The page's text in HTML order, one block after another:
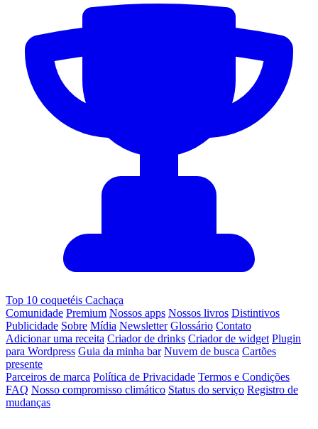
Top 10 coquetéis Cachaça
Comunidade Premium Nossos apps Nossos livros Distintivos
Publicidade Sobre Mídia Newsletter Glossário Contato
Adicionar uma receita Criador de drinks Criador de widget Plugin
para Wordpress Guia da minha bar Nuvem de busca Cartões
presente
Parceiros de marca Política de Privacidade Termos e Condições
FAQ Nosso compromisso climático Status do serviço Registro de
mudanças